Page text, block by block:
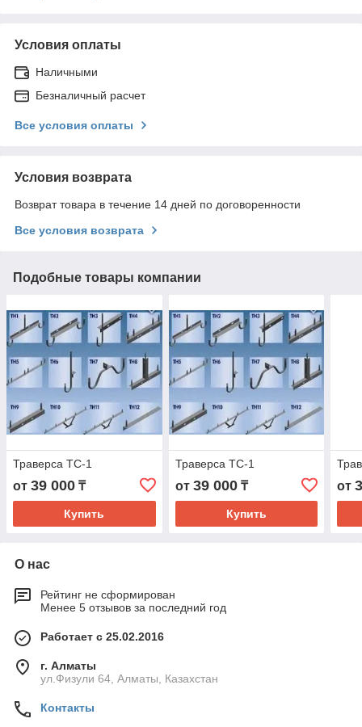
Условия оплаты
Наличными
Безналичный расчет
Все условия оплаты
Условия возврата
Возврат товара в течение 14 дней по договоренности
Все условия возврата
Подобные товары компании
Траверса ТС-1
от 39 000 ₸
Купить
Траверса ТС-1
от 39 000₸
Купить
от
О нас
Рейтинг не сформирован
Менее 5 отзывов за последний год
Работает с 25.02.2016
г. Алматы
ул.Физули 64, Алматы, Казахстан
Контакты